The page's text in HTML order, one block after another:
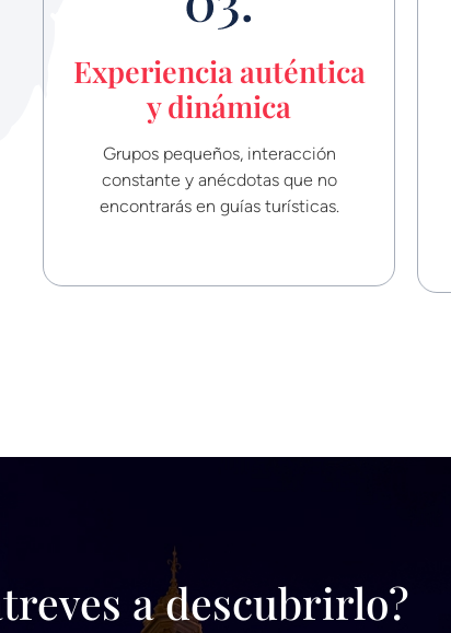
Experiencia auténtica
y dinámica
Grupos pequeños, interacción
constante y anécdotas que no
encontrarás en guías turísticas.
a descubrirlo?